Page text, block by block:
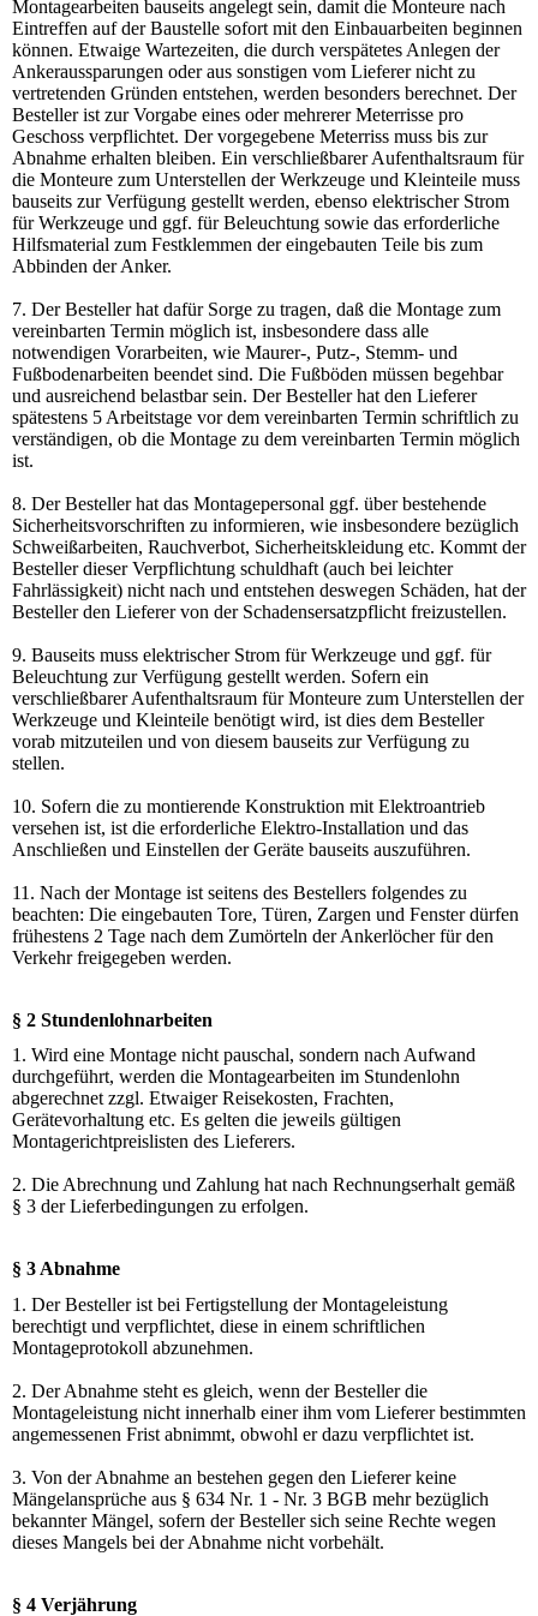
Montagearbeiten bauseits angelegt sein, damit die Monteure nach
Eintreffen auf der Baustelle sofort mit den Einbauarbeiten beginnen
können. Etwaige Wartezeiten, die durch verspätetes Anlegen der
Ankeraussparungen oder aus sonstigen vom Lieferer nicht zu
vertretenden Gründen entstehen, werden besonders berechnet. Der
Besteller ist zur Vorgabe eines oder mehrerer Meterrisse pro
Geschoss verpflichtet. Der vorgegebene Meterriss muss bis zur
Abnahme erhalten bleiben. Ein verschließbarer Aufenthaltsraum für
die Monteure zum Unterstellen der Werkzeuge und Kleinteile muss
bauseits zur Verfügung gestellt werden, ebenso elektrischer Strom
für Werkzeuge und ggf. für Beleuchtung sowie das erforderliche
Hilfsmaterial zum Festklemmen der eingebauten Teile bis zum
Abbinden der Anker.
7. Der Besteller hat dafür Sorge zu tragen, daß die Montage zum
vereinbarten Termin möglich ist, insbesondere dass alle
notwendigen Vorarbeiten, wie Maurer-, Putz-, Stemm- und
Fußbodenarbeiten beendet sind. Die Fußböden müssen begehbar
und ausreichend belastbar sein. Der Besteller hat den Lieferer
spätestens 5 Arbeitstage vor dem vereinbarten Termin schriftlich zu
verständigen, ob die Montage zu dem vereinbarten Termin möglich
ist.
8. Der Besteller hat das Montagepersonal ggf. über bestehende
Sicherheitsvorschriften zu informieren, wie insbesondere bezüglich
Schweißarbeiten, Rauchverbot, Sicherheitskleidung etc. Kommt der
Besteller dieser Verpflichtung schuldhaft (auch bei leichter
Fahrlässigkeit) nicht nach und entstehen deswegen Schäden, hat der
Besteller den Lieferer von der Schadensersatzpflicht freizustellen.
9. Bauseits muss elektrischer Strom für Werkzeuge und ggf. für
Beleuchtung zur Verfügung gestellt werden. Sofern ein
verschließbarer Aufenthaltsraum für Monteure zum Unterstellen der
Werkzeuge und Kleinteile benötigt wird, ist dies dem Besteller
vorab mitzuteilen und von diesem bauseits zur Verfügung zu
stellen.
10. Sofern die zu montierende Konstruktion mit Elektroantrieb
versehen ist, ist die erforderliche Elektro-Installation und das
Anschließen und Einstellen der Geräte bauseits auszuführen.
11. Nach der Montage ist seitens des Bestellers folgendes zu
beachten: Die eingebauten Tore, Türen, Zargen und Fenster dürfen
frühestens 2 Tage nach dem Zumörteln der Ankerlöcher für den
Verkehr freigegeben werden.
§ 2 Stundenlohnarbeiten
1. Wird eine Montage nicht pauschal, sondern nach Aufwand
durchgeführt, werden die Montagearbeiten im Stundenlohn
abgerechnet zzgl. Etwaiger Reisekosten, Frachten,
Gerätevorhaltung etc. Es gelten die jeweils gültigen
Montagerichtpreislisten des Lieferers.
2. Die Abrechnung und Zahlung hat nach Rechnungserhalt gemäß
§ 3 der Lieferbedingungen zu erfolgen.
§ 3 Abnahme
1. Der Besteller ist bei Fertigstellung der Montageleistung
berechtigt und verpflichtet, diese in einem schriftlichen
Montageprotokoll abzunehmen.
2. Der Abnahme steht es gleich, wenn der Besteller die
Montageleistung nicht innerhalb einer ihm vom Lieferer bestimmten
angemessenen Frist abnimmt, obwohl er dazu verpflichtet ist.
3. Von der Abnahme an bestehen gegen den Lieferer keine
Mängelansprüche aus § 634 Nr. 1 - Nr. 3 BGB mehr bezüglich
bekannter Mängel, sofern der Besteller sich seine Rechte wegen
dieses Mangels bei der Abnahme nicht vorbehält.
§ 4 Verjährung